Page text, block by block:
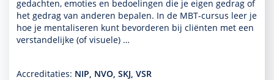
gedachten, emoties en bedoelingen die je eigen gedrag of
het gedrag van anderen bepalen. In de MBT-cursus leer je
hoe je men­ta­li­seren kunt bevor­deren bij cliënten met een
ver­stande­lijke (of visuele) …
Accreditaties: NIP, NVO, SKJ, VSR